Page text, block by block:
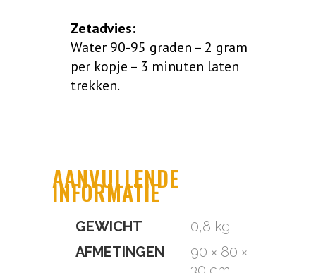
Zetadvies:
Water 90-95 graden – 2 gram
per kopje – 3 minuten laten
trekken.
AANVULLENDE
INFORMATIE
GEWICHT
0,8 kg
AFMETINGEN
90 × 80 ×